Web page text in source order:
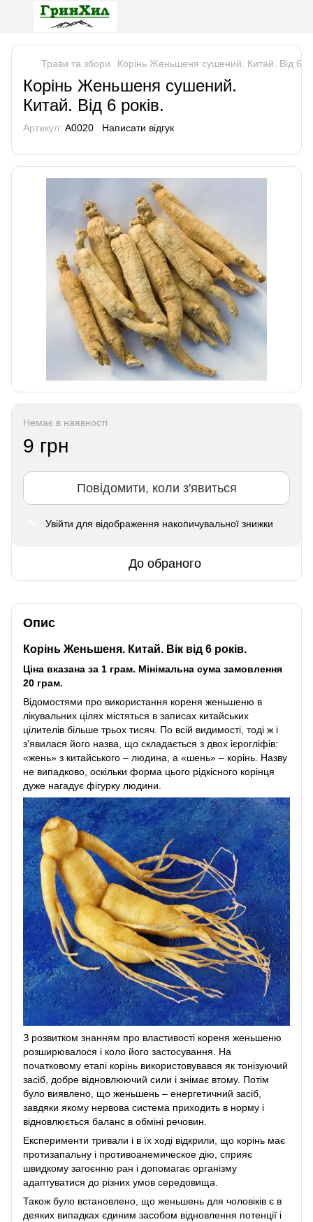
Трави та збори Корінь Женьшеня сушений. Китай. Від 6
Корінь Женьшеня сушений.
Китай. Від 6 років.
Артикул: A0020 Написати відгук
Немає в наявності
9 грн
Повідомити, коли з'явиться
Увійти для відображення накопичувальної знижки
До обраного
Опис
Корінь Женьшеня. Китай. Вік від 6 років.
Ціна вказана за 1 грам. Мінімальна сума замовлення
20 грам.
Відомостями про використання кореня женьшеню в
лікувальних цілях містяться в записах китайських
цілителів більше трьох тисяч. По всій видимості, тоді ж і
з'явилася його назва, що складається з двох ієрогліфів:
«жень» з китайського – людина, а «шень» – корінь. Назву
не випадково, оскільки форма цього рідкісного корінця
дуже нагадує фігурку людини.
З розвитком знанням про властивості кореня женьшеню
розширювалося і коло його застосування. На
початковому етапі корінь використовувався як тонізуючий
засіб, добре відновлюючий сили і знімає втому. Потім
було виявлено, що женьшень – енергетичний засіб,
завдяки якому нервова система приходить в норму і
відновлюється баланс в обміні речовин.
Експерименти тривали і в їх ході відкрили, що корінь має
протизапальну і противоанемическое дію, сприяє
швидкому загоєнню ран і допомагає організму
адаптуватися до різних умов середовища.
Також було встановлено, що женьшень для чоловіків є в
деяких випадках єдиним засобом відновлення потенції і